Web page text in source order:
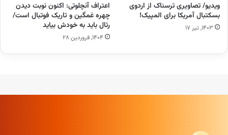
ویدیو/ تصاویری ترسناک از اردوی
بسکتبال آمریکا برای المپیک!
۱۴۰۳, تیر ۱۷
اعتراف آنچلوتی: اکنون نوبت دیدن
چهره غمگین و تاریک فوتبال است/
رئال باید به خودش بیاید
۱۴۰۴, فروردین ۲۸